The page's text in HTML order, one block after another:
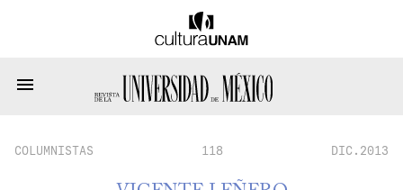
COLUMNISTAS 118 DIC.2013